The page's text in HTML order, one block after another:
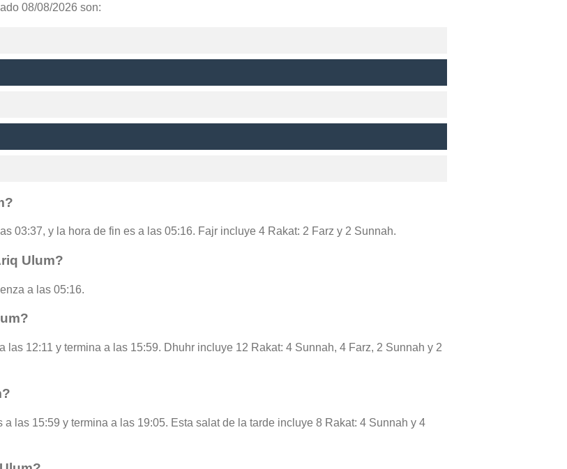
08/08/2026 son:
03:37, y la hora de fin es a las 05:16. Fajr incluye 4 Rakat: 2 Farz y 2 Sunnah.
Ulum?
a las 05:16.
las 12:11 y termina a las 15:59. Dhuhr incluye 12 Rakat: 4 Sunnah, 4 Farz, 2 Sunnah y 2
las 15:59 y termina a las 19:05. Esta salat de la tarde incluye 8 Rakat: 4 Sunnah y 4